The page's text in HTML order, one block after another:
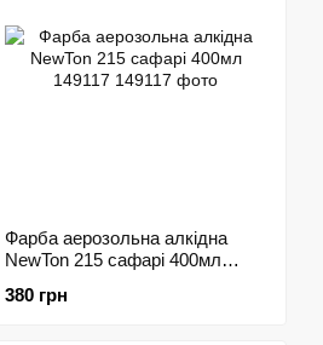
Фарба аерозольна алкідна
NewTon 215 сафарі 400мл
380 грн